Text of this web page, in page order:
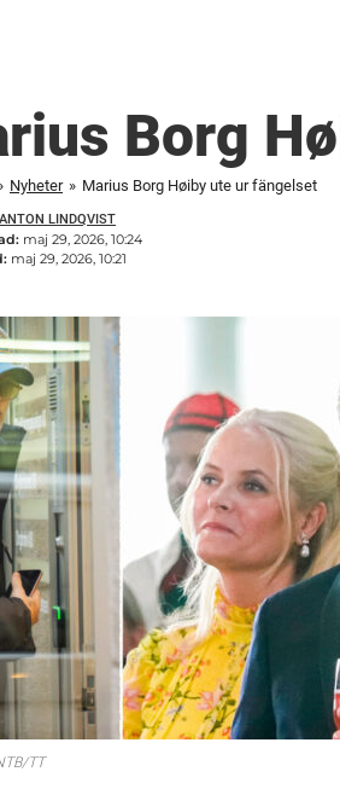
Borg
Nyheter » Marius Borg Høiby ute ur fängelset
LINDQVIST
maj 29, 2026, 10:24
maj 29, 2026, 10:21
TT